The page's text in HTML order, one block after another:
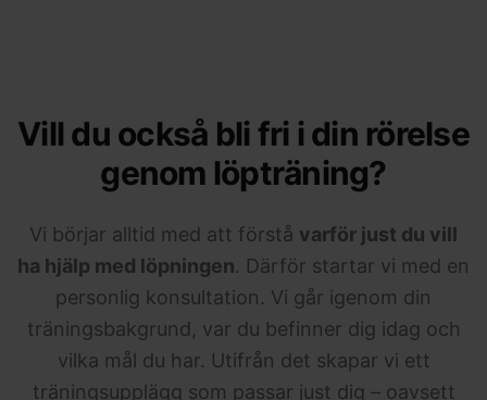
Vill du också bli fri i din rörelse
genom löpträning?
Vi börjar alltid med att förstå varför just du vill
ha hjälp med löpningen. Därför startar vi med en
personlig konsultation. Vi går igenom din
träningsbakgrund, var du befinner dig idag och
vilka mål du har. Utifrån det skapar vi ett
träningsupplägg som passar just dig – oavsett